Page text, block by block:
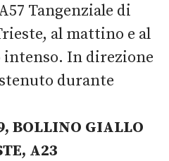
Tangenziale di
al mattino e al
In direzione
durante
BOLLINO GIALLO
A23